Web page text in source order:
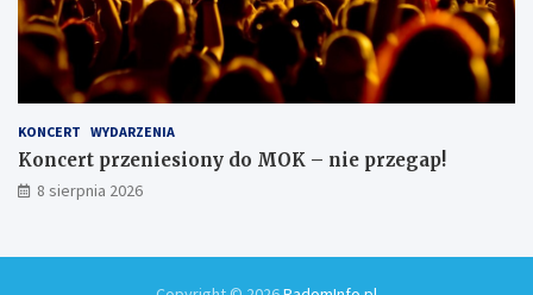
KONCERT WYDARZENIA
Koncert przeniesiony do MOK – nie przegap!
8 sierpnia 2026